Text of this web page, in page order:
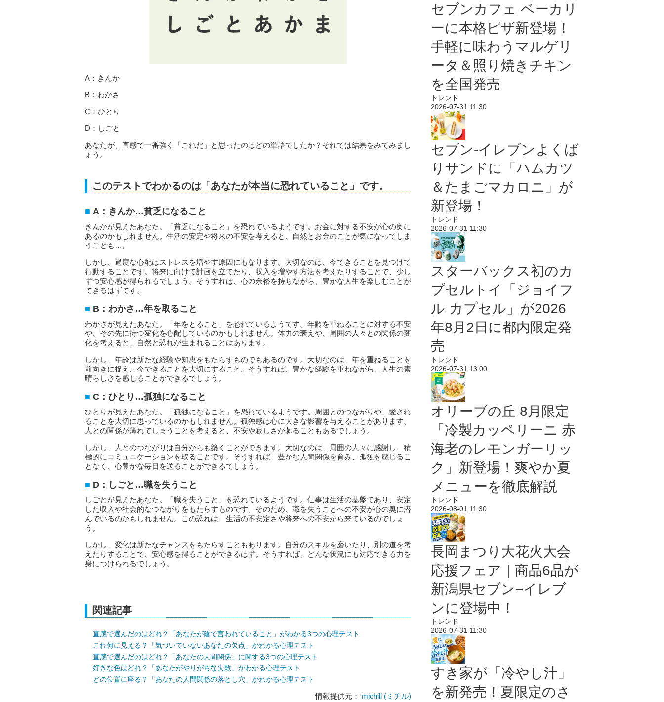
A：きんか
B：わかさ
C：ひとり
D：しごと
あなたが、直感で一番強く「これだ」と思ったのはどの単語でしたか？それでは結果をみてみまし
ょう。
このテストでわかるのは「あなたが本当に恐れていること」です。
A：きんか…貧乏になること
きんかが見えたあなた。「貧乏になること」を恐れているようです。お金に対する不安が心の奥に
あるのかもしれません。生活の安定や将来の不安を考えると、自然とお金のことが気になってしま
うことも…。
しかし、過度な心配はストレスを増やす原因にもなります。大切なのは、今できることを見つけて
行動することです。将来に向けて計画を立てたり、収入を増やす方法を考えたりすることで、少し
ずつ安心感が得られるでしょう。そうすれば、心の余裕を持ちながら、豊かな人生を楽しむことが
できるはずです。
B：わかさ…年を取ること
わかさが見えたあなた。「年をとること」を恐れているようです。年齢を重ねることに対する不安
や、その先に待つ変化を心配しているのかもしれません。体力の衰えや、周囲の人々との関係の変
化を考えると、自然と恐れが生まれることはあります。
しかし、年齢は新たな経験や知恵をもたらすものでもあるのです。大切なのは、年を重ねることを
前向きに捉え、今できることを大切にすること。そうすれば、豊かな経験を重ねながら、人生の素
晴らしさを感じることができるでしょう。
C：ひとり…孤独になること
ひとりが見えたあなた。「孤独になること」を恐れているようです。周囲とのつながりや、愛され
ることを大切に思っているのかもしれません。孤独感は心に大きな影響を与えることがあります。
人との関係が薄れてしまうことを考えると、不安や寂しさが募ることもあるでしょう。
しかし、人とのつながりは自分からも築くことができます。大切なのは、周囲の人々に感謝し、積
極的にコミュニケーションを取ることです。そうすれば、豊かな人間関係を育み、孤独を感じるこ
となく、心豊かな毎日を送ることができるでしょう。
D：しごと…職を失うこと
しごとが見えたあなた。「職を失うこと」を恐れているようです。仕事は生活の基盤であり、安定
した収入や社会的なつながりをもたらすものです。そのため、職を失うことへの不安が心の奥に潜
んでいるのかもしれません。この恐れは、生活の不安定さや将来への不安から来ているのでしょ
う。
しかし、変化は新たなチャンスをもたらすこともあります。自分のスキルを磨いたり、別の道を考
えたりすることで、安心感を得ることができるはず。そうすれば、どんな状況にも対応できる力を
身につけられるでしょう。
関連記事
直感で選んだのはどれ？「あなたが陰で言われていること」がわかる3つの心理テスト
これ何に見える？「気づいていないあなたの欠点」がわかる心理テスト
直感で選んだのはどれ？「あなたの人間関係」に関する3つの心理テスト
好きな色はどれ？「あなたがやりがちな失敗」がわかる心理テスト
どの位置に座る？「あなたの人間関係の落とし穴」がわかる心理テスト
情報提供元： michill (ミチル)
セブンカフェ ベーカリ
ーに本格ピザ新登場！
手軽に味わうマルゲリ
ータ＆照り焼きチキン
を全国発売
トレンド
2026-07-31 11:30
セブン‐イレブンよくば
りサンドに「ハムカツ
＆たまごマカロニ」が
新登場！
トレンド
2026-07-31 11:30
スターバックス初のカ
プセルトイ「ジョイフ
ル カプセル」が2026
年8月2日に都内限定発
売
トレンド
2026-07-31 13:00
オリーブの丘 8月限定
「冷製カッペリーニ 赤
海老のレモンガーリッ
ク」新登場！爽やか夏
メニューを徹底解説
トレンド
2026-08-01 11:30
長岡まつり大花火大会
応援フェア｜商品6品が
新潟県セブン−イレブ
ンに登場中！
トレンド
2026-07-31 11:30
すき家が「冷やし汁」
を新発売！夏限定のさ